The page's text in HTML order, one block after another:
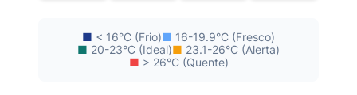
■ < 16°C (Frio)■ 16-19.9°C (Fresco)
■ 20-23°C (Ideal)■ 23.1-26°C (Alerta)
■ > 26°C (Quente)